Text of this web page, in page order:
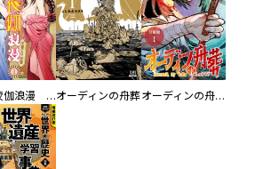
大正夜伽浪漫 －金曜日の花嫁—オーディンの舟葬 オーディンの舟葬 分冊版